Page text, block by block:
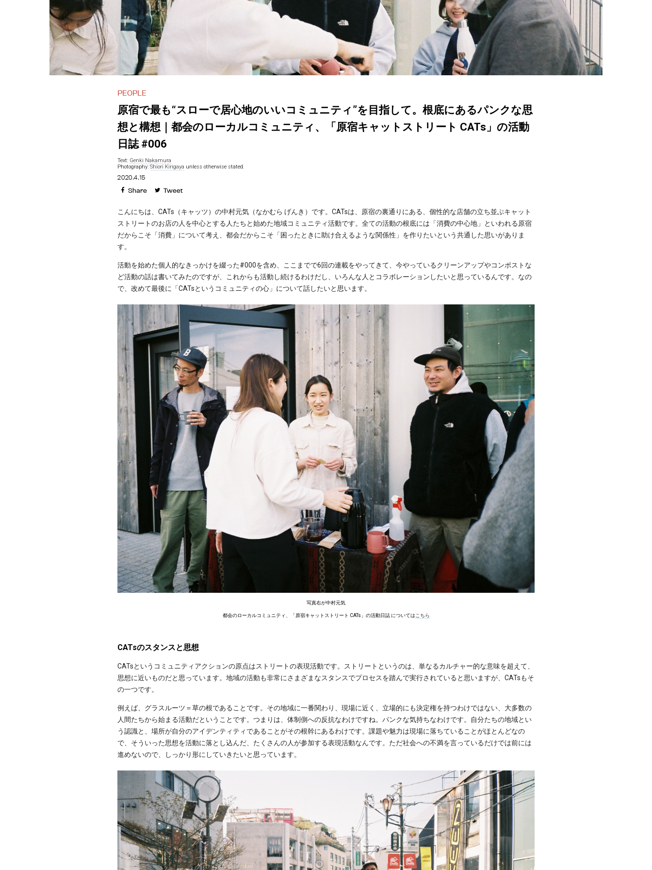
PEOPLE
原宿で最も“スローで居心地のいいコミュニティ”を目指して。根底にあるパンクな思
想と構想｜都会のローカルコミュニティ、「原宿キャットストリート CATs」の活動
日誌 #006
Text: Genki Nakamura
Photography: Shiori Kirigaya unless otherwise stated.
2020.4.15
Share Tweet
こんにちは、CATs（キャッツ）の中村元気（なかむら げんき）です。CATsは、原宿の裏通りにある、個性的な店舗の立ち並ぶキャット
ストリートのお店の人を中心とする人たちと始めた地域コミュニティ活動です。全ての活動の根底には「消費の中心地」といわれる原宿
だからこそ「消費」について考え、都会だからこそ「困ったときに助け合えるような関係性」を作りたいという共通した思いがありま
す。
活動を始めた個人的なきっかけを綴った#000を含め、ここまでで6回の連載をやってきて、今やっているクリーンアップやコンポストな
ど活動の話は書いてみたのですが、これからも活動し続けるわけだし、いろんな人とコラボレーションしたいと思っているんです。なの
で、改めて最後に「CATsというコミュニティの心」について話したいと思います。
写真右が中村元気
都会のローカルコミュニティ、「原宿キャットストリート CATs」の活動日誌 については こちら
CATsのスタンスと思想
CATsというコミュニティアクションの原点はストリートの表現活動です。ストリートというのは、単なるカルチャー的な意味を超えて、
思想に近いものだと思っています。地域の活動も非常にさまざまなスタンスでプロセスを踏んで実行されていると思いますが、CATsもそ
の一つです。
例えば、グラスルーツ＝草の根であることです。その地域に一番関わり、現場に近く、立場的にも決定権を持つわけではない、大多数の
人間たちから始まる活動だということです。つまりは、体制側への反抗なわけですね。パンクな気持ちなわけです。自分たちの地域とい
う認識と、場所が自分のアイデンティティであることがその根幹にあるわけです。課題や魅力は現場に落ちていることがほとんどなの
で、そういった思想を活動に落とし込んだ、たくさんの人が参加する表現活動なんです。ただ社会への不満を言っているだけでは前には
進めないので、しっかり形にしていきたいと思っています。